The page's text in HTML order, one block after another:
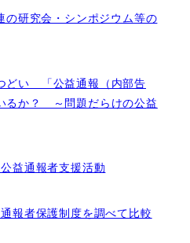
研究会・シンポジウム等の
どい 「公益通報（内部告
るか？ ～問題だらけの公益
益通報者支援活動
報者保護制度を調べて比較